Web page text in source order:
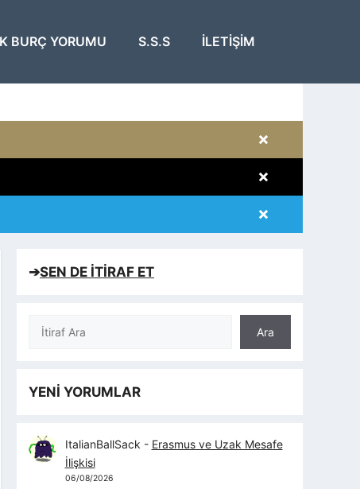
BURÇ YORUMU S.S.S İLETIŞIM
×
×
×
➔SEN DE İTİRAF ET
Ara
Ara
YENİ YORUMLAR
ItalianBallSack - Erasmus ve Uzak Mesafe
İlişkisi
06/08/2026